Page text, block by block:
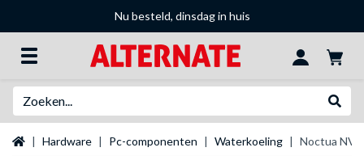
Nu besteld, dinsdag in huis
Startpagina
Hardware Pc-componenten Waterkoeling Noctua NV-